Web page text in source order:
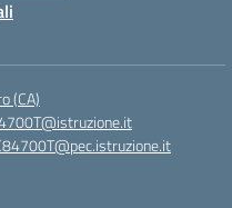
(CA)